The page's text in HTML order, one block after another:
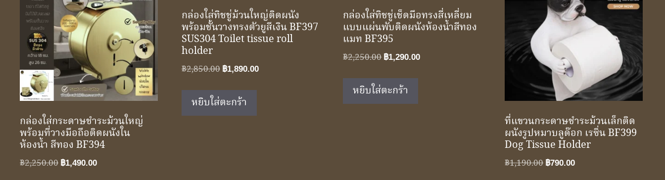
กล่องใส่กระดาษชําระม้วนใหญ่
พร้อมที่วางมือถือติดผนังใน
ห้องน้ำ สีทอง BF394
฿2,250.00Original
฿1,490.00Current
กล่องใส่ทิชชู่ม้วนใหญ่ติดผนัง
พร้อมชั้นวางทรงตัวยูสีเงิน BF397
SUS304 Toilet tissue roll
holder
฿2,850.00 Original
was:
฿2,850.00.
฿1,890.00Current
หยิบใส่ตะกร้า
กล่องใส่ทิชชู่เช็ดมือทรงสี่เหลี่ยม
แบบแผ่นพับติดผนังห้องน้ำสีทอง
แมท BF395
฿2,250.00Original
was:
฿2,250.00.
฿1,290.00Current
หยิบใส่ตะกร้า
ที่แขวนกระดาษชำระม้วนเล็กติด
ผนังรูปหมาบลูด๊อก เรซิ่น BF399
Dog Tissue Holder
฿1,190.00Original
฿790.00Current